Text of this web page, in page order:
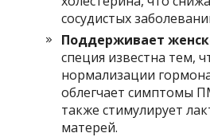
сосудистых
Поддерживает
специя известна тем,
нормализации
облегчает симптомы
также стимулирует
матерей.